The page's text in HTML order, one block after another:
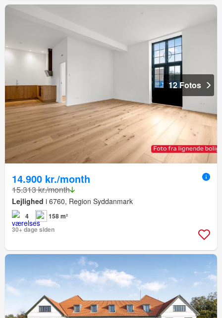
12 Fotos
14.900 kr./month
15.313 kr./month
Lejlighed i 6760, Region Syddanmark
4
158 m²
30+ dage siden